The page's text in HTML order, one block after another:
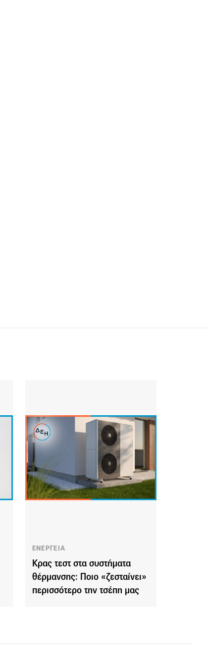
ΕΝΕΡΓΕΙΑ
Κρας τεστ στα συστήματα
θέρμανσης: Ποιο «ζεσταίνει»
περισσότερο την τσέπη μας